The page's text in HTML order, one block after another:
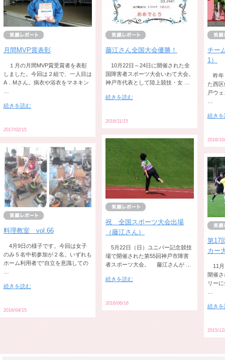
月間MVP賞表彰
１月の月間MVP賞受賞者を表彰
しました。今回は２組で、一人目は
A．Mさん。病衣や浴衣をマネキン
続きを読む
2017/02/15
藤江さん全国大会優勝！
10月22日～24日に開催された全
国障害者スポーツ大会いわて大会。
神戸市代表として陸上競技・女 …
続きを読む
2016/11/15
チー
1）
昨年
た西
戸ウ
続きを
2016/
祝 全国スポーツ大会出場
（藤江さん）
5月22日（日）ユニバー記念競技
場で開催された第55回神戸市障害
者スポーツ大会。 藤江さんが …
続きを読む
2016/06/16
料理教室 vol.66
4月9日の様子です。今回は女子
のみ５名中初参加が２名。いずれも
ホーム利用者で”自立を意識しての
続きを読む
2016/04/15
第17
カー
11月
開催
リー
続きを
2015/